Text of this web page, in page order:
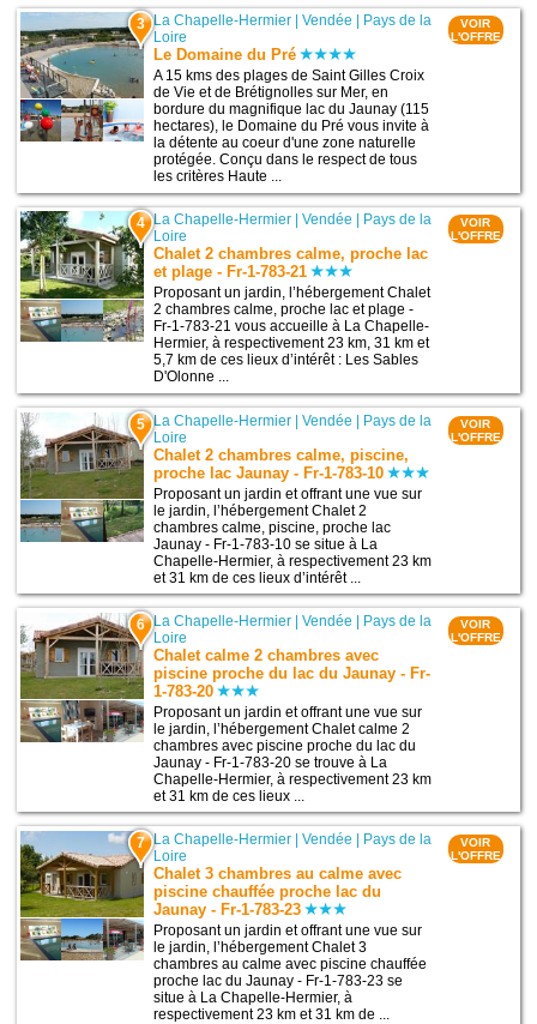
3 La Chapelle-Hermier |Vendée
Pays de la
Loire
Le Domaine du Pré
A 15 kms des plages de Saint Gilles Croix
de Vie et de Brétignolles sur Mer, en
bordure du magnifique lac du Jaunay (115
hectares), le Domaine du Pré vous invite à
la détente au coeur d'une zone naturelle
protégée. Conçu dans le respect de tous
les critères Haute ...
VOIR
L'OFFRE
4 La Chapelle-Hermier |Vendée
Pays de la
Loire
Chalet 2 chambres calme, proche lac
et plage - Fr-1-783-21
Proposant un jardin, l’hébergement Chalet
2 chambres calme, proche lac et plage -
Fr-1-783-21 vous accueille à La Chapelle-
Hermier, à respectivement 23 km, 31 km et
5,7 km de ces lieux d’intérêt : Les Sables
D'Olonne ...
VOIR
L'OFFRE
5 La Chapelle-Hermier |Vendée | Pays de la
Loire
Chalet 2 chambres calme, piscine,
proche lac Jaunay - Fr-1-783-10
Proposant un jardin et offrant une vue sur
le jardin, l’hébergement Chalet 2
chambres calme, piscine, proche lac
Jaunay - Fr-1-783-10 se situe à La
Chapelle-Hermier, à respectivement 23 km
et 31 km de ces lieux d’intérêt ...
VOIR
L'OFFRE
6 La Chapelle-Hermier |Vendée | Pays de la
Loire
Chalet calme 2 chambres avec
piscine proche du lac du Jaunay - Fr-
1-783-20
Proposant un jardin et offrant une vue sur
le jardin, l’hébergement Chalet calme 2
chambres avec piscine proche du lac du
Jaunay - Fr-1-783-20 se trouve à La
Chapelle-Hermier, à respectivement 23 km
et 31 km de ces lieux ...
VOIR
L'OFFRE
7 La Chapelle-Hermier |Vendée
Pays de la
Loire
Chalet 3 chambres au calme avec
piscine chauffée proche lac du
Jaunay - Fr-1-783-23
Proposant un jardin et offrant une vue sur
le jardin, l’hébergement Chalet 3
chambres au calme avec piscine chauffée
proche lac du Jaunay - Fr-1-783-23 se
situe à La Chapelle-Hermier, à
respectivement 23 km et 31 km de ...
VOIR
L'OFFRE